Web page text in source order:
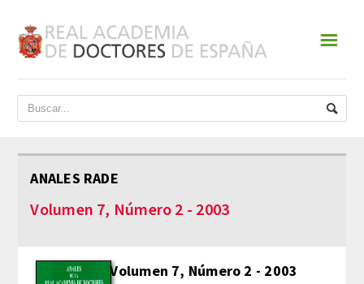
ACADEMIA
DATOS HISTÓRICOS
JUNTA DE GOBIERNO
☰
ANALES RADE
Volumen 7, Número 2 - 2003
Volumen 7, Número 2 - 2003